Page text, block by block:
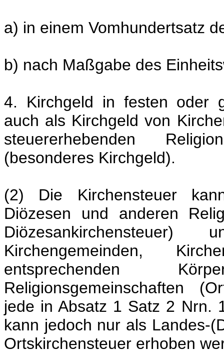
a) in einem Vomhundertsatz
b) nach Maßgabe des
4. Kirchgeld in festen oder
auch als Kirchgeld von
steuererhebenden
(besonderes Kirchgeld).
(2) Die Kirchensteuer
Diözesen und anderen
Kirchengemeinden,
entsprechenden
Religionsgemeinschaften
jede in Absatz 1 Satz 2 Nrn.
kann jedoch nur als Landes-
Ortskirchensteuer erhoben